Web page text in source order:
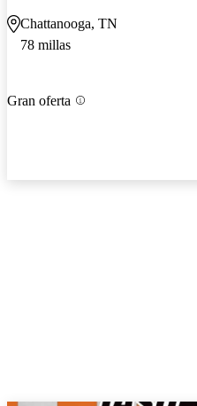
Chattanooga, TN
78 millas
Gran oferta